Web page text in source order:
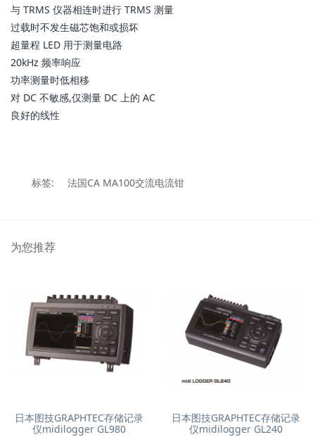
与 TRMS 仪器相连时进行 TRMS 测量
过载时不发生磁芯饱和或损坏
超量程 LED 用于测量电路
20kHz 频率响应
功率测量时低相移
对 DC 不敏感,仅测量 DC 上的 AC
良好的线性
标签: 法国CA MA100交流电流钳
为您推荐
日本图技GRAPHTEC存储记录
仪midilogger GL980
日本图技GRAPHTEC存储记录
仪midilogger GL240